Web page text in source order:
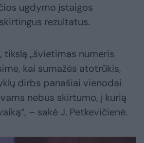
ugdymo įstaigos
rezultatus.
tikslą „švietimas numeris
kai sumažės atotrūkis,
dirbs panašiai vienodai
nebus skirtumo, į kurią
– sakė J. Petkevičienė.